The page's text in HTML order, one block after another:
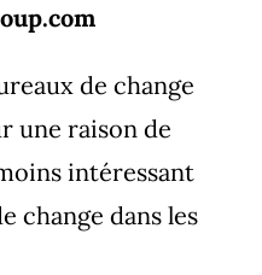
de change
une raison de
intéressant
change dans les